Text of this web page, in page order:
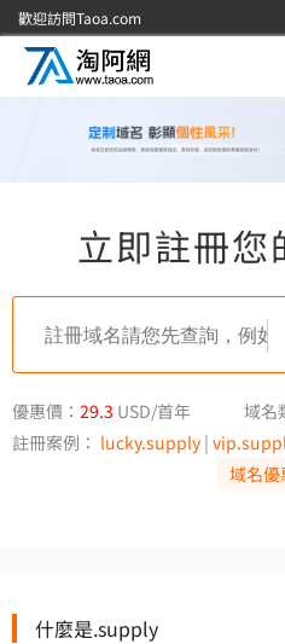
歡迎訪問Taoa.com
立即註冊您
優惠價： 29.3 USD/首年 域名
註冊案例： lucky.supply |
域名優
什麼是.supply